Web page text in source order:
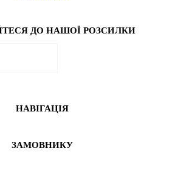
більше
ДО НАШОЇ РОЗСИЛКИ
НАВІГАЦІЯ
ЗАМОВНИКУ